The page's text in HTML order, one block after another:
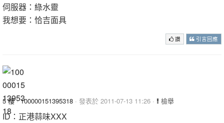
伺服器：綠水靈
我想要：恰吉面具
讚 引言回應
5 樓·100000151395318 · 發表於 2011-07-13 11:26 · 檢舉
ID：正港蒜味XXX